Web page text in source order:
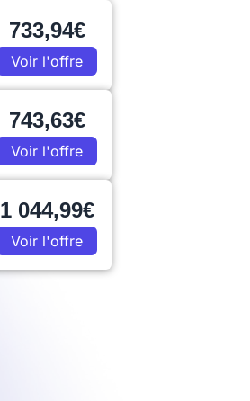
733,94€
Voir l'offre
743,63€
Voir l'offre
1 044,99€
Voir l'offre